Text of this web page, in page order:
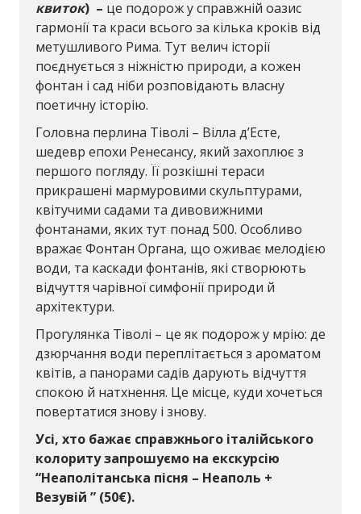
квиток) – це подорож у справжній оазис
гармонії та краси всього за кілька кроків від
метушливого Рима. Тут велич історії
поєднується з ніжністю природи, а кожен
фонтан і сад ніби розповідають власну
поетичну історію.
Головна перлина Тіволі – Вілла д’Есте,
шедевр епохи Ренесансу, який захоплює з
першого погляду. Її розкішні тераси
прикрашені мармуровими скульптурами,
квітучими садами та дивовижними
фонтанами, яких тут понад 500. Особливо
вражає Фонтан Органа, що оживає мелодією
води, та каскади фонтанів, які створюють
відчуття чарівної симфонії природи й
архітектури.
Прогулянка Тіволі – це як подорож у мрію: де
дзюрчання води переплітається з ароматом
квітів, а панорами садів дарують відчуття
спокою й натхнення. Це місце, куди хочеться
повертатися знову і знову.
Усі, хто бажає справжнього італійського
колориту запрошуємо на екскурсію
“Неаполітанська пісня – Неаполь +
Везувій ” (50€).